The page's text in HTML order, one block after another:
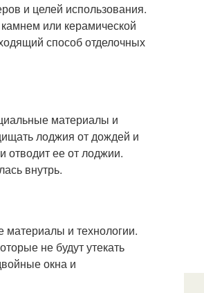
и целей использования.
или керамической
способ отделочных
материалы и
лоджия от дождей и
отводит ее от лоджии.
внутрь.
материалы и технологии.
не будут утекать
окна и